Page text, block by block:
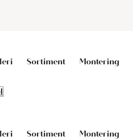
Sortiment Montering
Sortiment Montering